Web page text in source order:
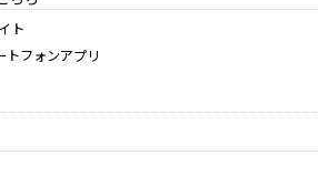
ト
トフォンアプリ